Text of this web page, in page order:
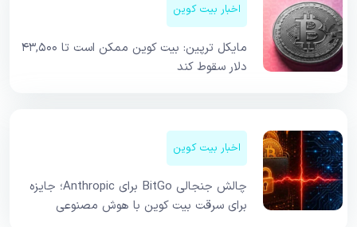
اخبار بیت کوین
مایکل ترپین: بیت کوین ممکن است تا ۴۳,۵۰۰
دلار سقوط کند
اخبار بیت کوین
چالش جنجالی BitGo برای Anthropic؛ جایزه
برای سرقت بیت کوین با هوش مصنوعی